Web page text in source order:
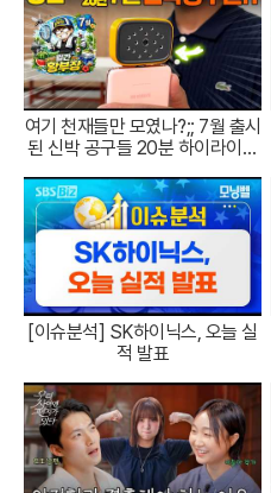
여기 천재들만 모였나?;; 7월 출시
된 신박 공구들 20분 하이라이트
[이슈분석] SK하이닉스, 오늘 실
적 발표